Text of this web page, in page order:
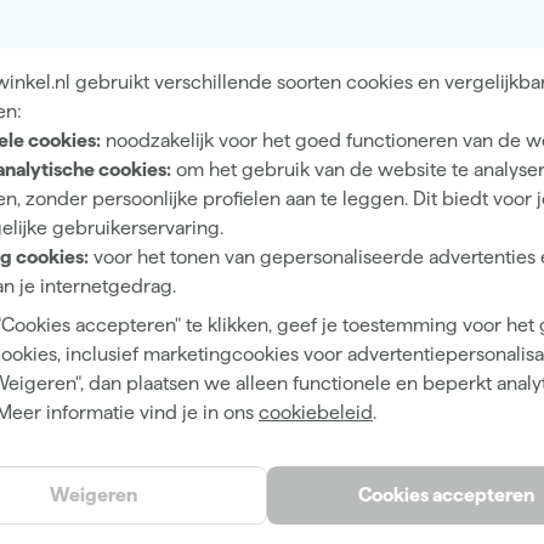
gebruikt verschillende soorten cookies en
cookies: noodzakelijk voor het goed functioneren van de
cookies: om het gebruik van de website te
zonder persoonlijke profielen aan te leggen. Dit biedt voor
gebruikerservaring.
cookies: voor het tonen van gepersonaliseerde advertenties
je internetgedrag.
accepteren" te klikken, geef je toestemming voor het
inclusief marketingcookies voor
dan plaatsen we alleen functionele en beperkt
informatie vind je in ons cookiebeleid.
Cookies accepteren
Weigeren
Mat
12 m²/l
1
Waterbasis (acryl)